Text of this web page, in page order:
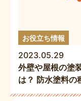
お役立ち情報
2023.05.29
外壁や屋根の塗
は？ 防水塗料の